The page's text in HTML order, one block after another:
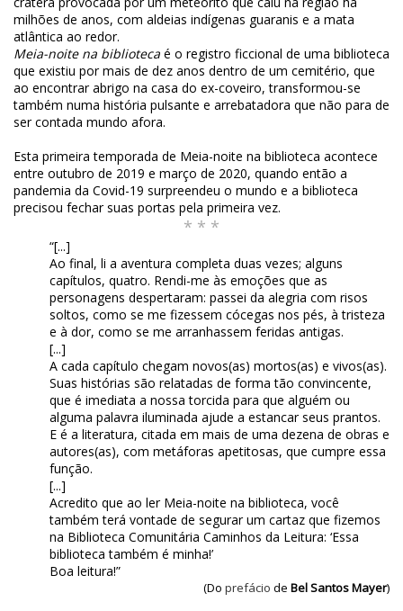
milhões de anos, com aldeias indígenas guaranis e a mata
atlântica ao redor.
Meia-noite na biblioteca é o registro ficcional de uma biblioteca
que existiu por mais de dez anos dentro de um cemitério, que
ao encontrar abrigo na casa do ex-coveiro, transformou-se
também numa história pulsante e arrebatadora que não para de
ser contada mundo afora.
Esta primeira temporada de Meia-noite na biblioteca acontece
entre outubro de 2019 e março de 2020, quando então a
pandemia da Covid-19 surpreendeu o mundo e a biblioteca
precisou fechar suas portas pela primeira vez.
* * *
“[...]
Ao final, li a aventura completa duas vezes; alguns
capítulos, quatro. Rendi-me às emoções que as
personagens despertaram: passei da alegria com risos
soltos, como se me fizessem cócegas nos pés, à tristeza
e à dor, como se me arranhassem feridas antigas.
[...]
A cada capítulo chegam novos(as) mortos(as) e vivos(as).
Suas histórias são relatadas de forma tão convincente,
que é imediata a nossa torcida para que alguém ou
alguma palavra iluminada ajude a estancar seus prantos.
E é a literatura, citada em mais de uma dezena de obras e
autores(as), com metáforas apetitosas, que cumpre essa
função.
[...]
Acredito que ao ler Meia-noite na biblioteca, você
também terá vontade de segurar um cartaz que fizemos
na Biblioteca Comunitária Caminhos da Leitura: ‘Essa
biblioteca também é minha!’
Boa leitura!”
(Do prefácio de Bel Santos Mayer)